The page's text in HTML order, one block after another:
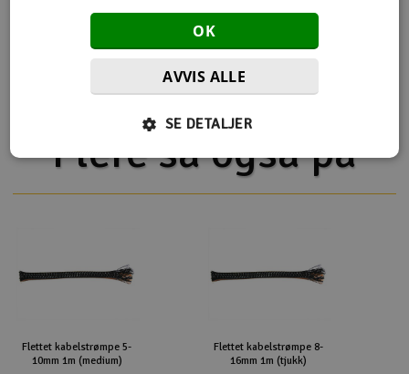
Verktøy, utstyr & tilbehør
forbundet med
Reservedeler Align T-Rex 800
Flere så også på
Flettet kabelstrømpe 5-
10mm 1m (medium)
Flettet kabelstrømpe 8-
16mm 1m (tjukk)
OK
AVVIS ALLE
SE DETALJER